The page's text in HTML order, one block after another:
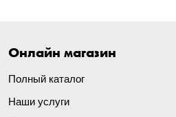
Онлайн магазин
Полный каталог
Наши услуги